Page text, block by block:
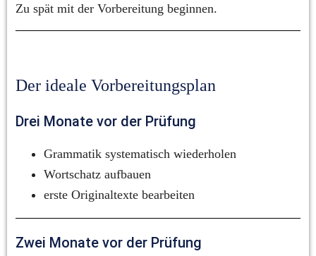
Zu spät mit der Vorbereitung beginnen.
Der ideale Vorbereitungsplan
Drei Monate vor der Prüfung
Grammatik systematisch wiederholen
Wortschatz aufbauen
erste Originaltexte bearbeiten
Zwei Monate vor der Prüfung